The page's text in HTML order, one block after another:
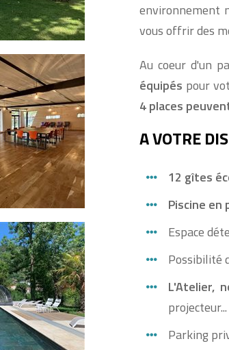
environnement
vous offrir des
Au coeur d'un
équipés pour
4 places
A VOTRE
12 gîtes
Piscine
Espace
Possibilité
L'Atelier,
projecteur...
Parking